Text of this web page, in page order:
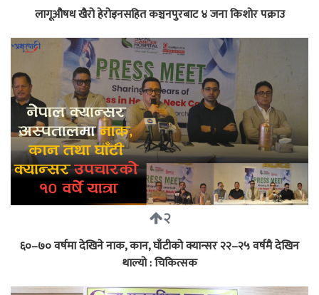
लागूऔषध खैरो हेरोइनसहित कञ्चनपुरबाट ४ जना किशोर पक्राउ
२
६०–७० वर्षमा देखिने नाक, कान, घाँटीको क्यान्सर २२–२५ वर्षमै देखिन
थाल्यो : चिकित्सक